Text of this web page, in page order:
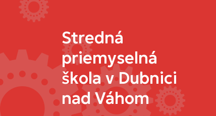
Stredná
priemyselná
škola v Dubnici
nad Váhom